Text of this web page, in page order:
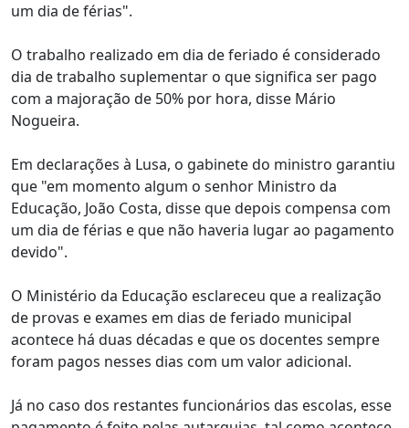
um dia de férias".
O trabalho realizado em dia de feriado é considerado
dia de trabalho suplementar o que significa ser pago
com a majoração de 50% por hora, disse Mário
Nogueira.
Em declarações à Lusa, o gabinete do ministro garantiu
que "em momento algum o senhor Ministro da
Educação, João Costa, disse que depois compensa com
um dia de férias e que não haveria lugar ao pagamento
devido".
O Ministério da Educação esclareceu que a realização
de provas e exames em dias de feriado municipal
acontece há duas décadas e que os docentes sempre
foram pagos nesses dias com um valor adicional.
Já no caso dos restantes funcionários das escolas, esse